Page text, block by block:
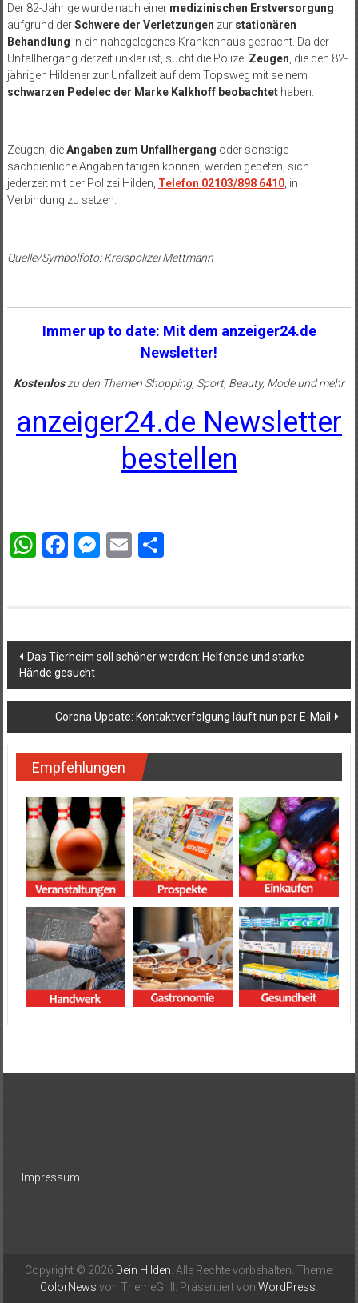
Der 82-Jährige wurde nach einer medizinischen Erstversorgung
aufgrund derSchwere der Verletzungen zur stationären
Behandlung in ein nahegelegenes Krankenhaus gebracht. Da der
Unfallhergang derzeit unklar ist, sucht die Polizei Zeugen , die den 82-
jährigen Hildener zur Unfallzeit auf dem Topsweg mit seinem
schwarzen Pedelec der Marke Kalkhoff beobachtethaben.
Zeugen, dieAngaben zum Unfallhergang oder sonstige
sachdienliche Angaben tätigen können, werden gebeten, sich
jederzeit mit der Polizei Hilden, Telefon 02103/898 6410, in
Verbindung zu setzen.
Quelle/Symbolfoto: Kreispolizei Mettmann
Immer up to date: Mit dem anzeiger24.de
Newsletter!
Kostenloszu den Themen Shopping, Sport, Beauty, Mode und mehr
anzeiger24.de Newsletter
bestellen
WhatsApp
Facebook
Messenger
EmailTeilen
Beitragsnavigation
Das Tierheim soll schöner werden: Helfende und starke
Hände gesucht
Corona Update: Kontaktverfolgung läuft nun per E-Mail
Empfehlungen
Impressum
Copyright © 2026 Dein Hilden . Alle Rechte vorbehalten. Theme:
ColorNews von ThemeGrill. Präsentiert von WordPress